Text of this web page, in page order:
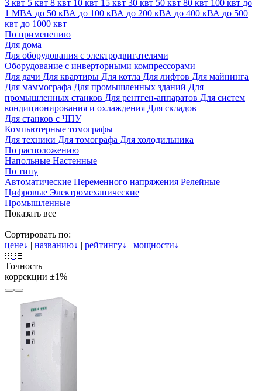
3 квт 5 квт 8 квт 10 квт 15 квт 30 квт 50 квт 80 квт 100 квт до
1 МВА до 50 кВА до 100 кВА до 200 кВА до 400 кВА до 500
квт до 1000 квт
По применению
Для дома
Для оборудования с электродвигателями
Оборудование с инверторными компрессорами
Для дачи Для квартиры Для котла Для лифтов Для майнинга
Для маммографа Для промышленных зданий Для
промышленных станков Для рентген-аппаратов Для систем
кондиционирования и охлаждения Для складов
Для станков с ЧПУ
Компьютерные томографы
Для техники Для томографа Для холодильника
По расположению
Напольные Настенные
По типу
Автоматические Переменного напряжения Релейные
Цифровые Электромеханические
Промышленные
Показать все
Сортировать по:
цене↓ | названию↓ | рейтингу↓ | мощности↓
Tочность
коррекции ±1%